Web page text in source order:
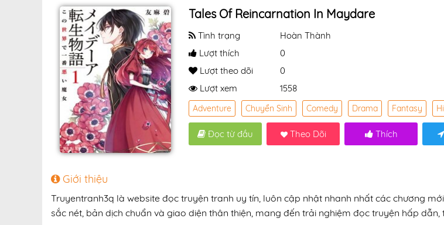
Tales Of Reincarnation In Maydare
Tình trạng
Hoàn Thành
Lượt thích
0
Lượt theo dõi
0
Lượt xem
1558
Adventure Chuyển Sinh Comedy Drama Fantasy
Đọc từ đầu Theo Dõi Thích
Giới thiệu
Truyentranh3q là website đọc truyện tranh uy tín, luôn cập nhật nhanh nhất các chương
sắc nét, bản dịch chuẩn và giao diện thân thiện, mang đến trải nghiệm đọc truyện hấp